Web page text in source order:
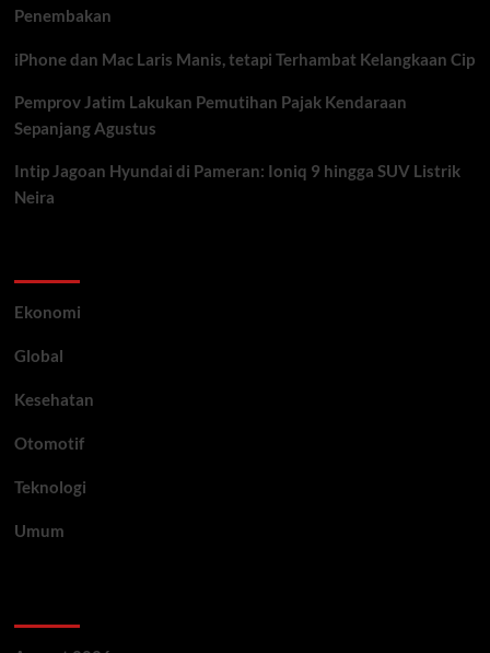
Penembakan
iPhone dan Mac Laris Manis, tetapi Terhambat Kelangkaan Cip
Pemprov Jatim Lakukan Pemutihan Pajak Kendaraan
Sepanjang Agustus
Intip Jagoan Hyundai di Pameran: Ioniq 9 hingga SUV Listrik
Neira
Ekonomi
Global
Kesehatan
Otomotif
Teknologi
Umum